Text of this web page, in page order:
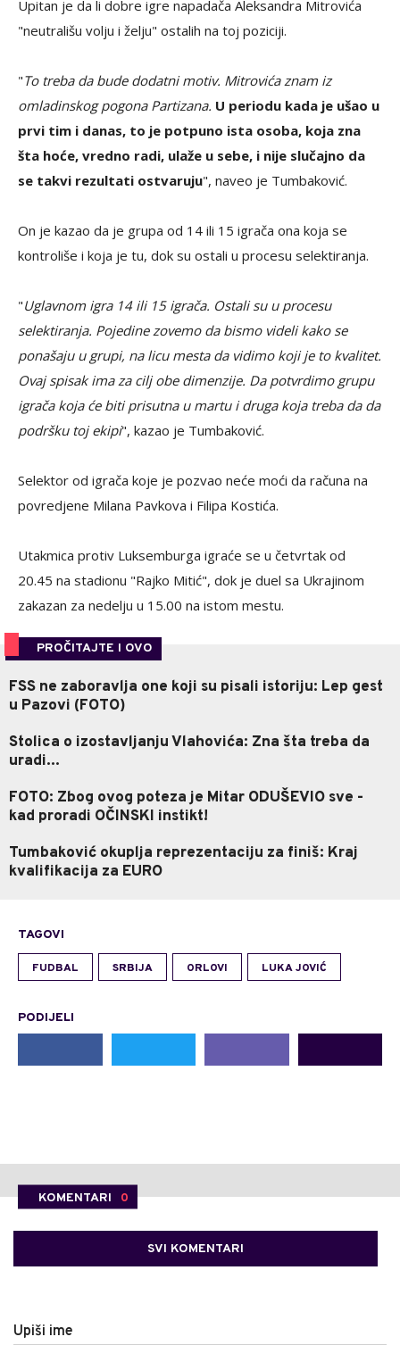
Upitan je da li dobre igre napadača Aleksandra Mitrovića
"neutrališu volju i želju" ostalih na toj poziciji.
"To treba da bude dodatni motiv. Mitrovića znam iz
omladinskog pogona Partizana. U periodu kada je ušao u
prvi tim i danas, to je potpuno ista osoba, koja zna
šta hoće, vredno radi, ulaže u sebe, i nije slučajno da
se takvi rezultati ostvaruju", naveo je Tumbaković.
On je kazao da je grupa od 14 ili 15 igrača ona koja se
kontroliše i koja je tu, dok su ostali u procesu selektiranja.
"Uglavnom igra 14 ili 15 igrača. Ostali su u procesu
selektiranja. Pojedine zovemo da bismo videli kako se
ponašaju u grupi, na licu mesta da vidimo koji je to kvalitet.
Ovaj spisak ima za cilj obe dimenzije. Da potvrdimo grupu
igrača koja će biti prisutna u martu i druga koja treba da da
podršku toj ekipi", kazao je Tumbaković.
Selektor od igrača koje je pozvao neće moći da računa na
povredjene Milana Pavkova i Filipa Kostića.
Utakmica protiv Luksemburga igraće se u četvrtak od
20.45 na stadionu "Rajko Mitić", dok je duel sa Ukrajinom
zakazan za nedelju u 15.00 na istom mestu.
PROČITAJTE I OVO
FSS ne zaboravlja one koji su pisali istoriju: Lep gest
u Pazovi (FOTO)
Stolica o izostavljanju Vlahovića: Zna šta treba da
uradi...
FOTO: Zbog ovog poteza je Mitar ODUŠEVIO sve -
kad proradi OČINSKI instikt!
Tumbaković okuplja reprezentaciju za finiš: Kraj
kvalifikacija za EURO
TAGOVI
FUDBAL SRBIJA ORLOVI LUKA JOVIĆ
PODIJELI
KOMENTARI 0
SVI KOMENTARI
Upiši ime